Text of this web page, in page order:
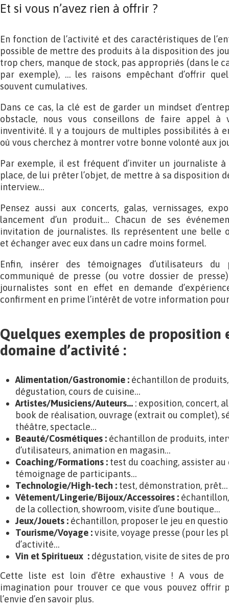
Et si vous n’avez rien à offrir ?
En fonction de l’activité et des caractéristiques de
possible de mettre des produits à la disposition des
trop chers, manque de stock, pas appropriés (dans le
par exemple), … les raisons empêchant d’offrir
souvent cumulatives.
Dans ce cas, la clé est de garder un mindset
obstacle, nous vous conseillons de faire appel
inventivité. Il y a toujours de multiples possibilités à
où vous cherchez à montrer votre bonne volonté aux
Par exemple, il est fréquent d’inviter un journaliste
place, de lui prêter l’objet, de mettre à sa disposition
interview…
Pensez aussi aux concerts, galas, vernissages,
lancement d’un produit… Chacun de ses
invitation de journalistes. Ils représentent une belle
et échanger avec eux dans un cadre moins formel.
Enfin, insérer des témoignages d’utilisateurs
communiqué de presse (ou votre dossier de
journalistes sont en effet en demande
confirment en prime l’intérêt de votre information
Quelques exemples de proposition
domaine d’activité :
Alimentation/Gastronomie : échantillon de
dégustation, cours de cuisine…
Artistes/Musiciens/Auteurs… : exposition, concert,
book de réalisation, ouvrage (extrait ou complet),
théâtre, spectacle…
Beauté/Cosmétiques : échantillon de produits,
d’utilisateurs, animation en magasin…
Coaching/Formations : test du coaching, assister
témoignage de participants…
Technologie/High-tech : test, démonstration, prêt…
Vêtement/Lingerie/Bijoux/Accessoires :
de la collection, showroom, visite d’une boutique…
Jeux/Jouets : échantillon, proposer le jeu en
Tourisme/Voyage :visite, voyage presse (pour les
d’activité…
Vin et Spiritueux : dégustation, visite de sites de
Cette liste est loin d’être exhaustive ! A vous
imagination pour trouver ce que vous pouvez offrir
l’envie d’en savoir plus.